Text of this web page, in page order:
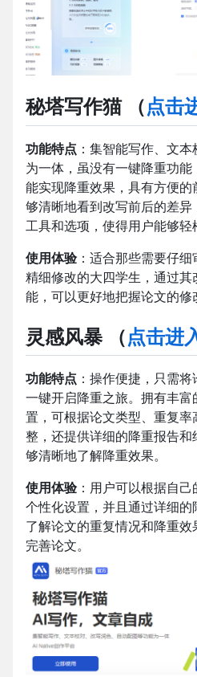
秘塔写作猫（点击
功能特点 ：集智能写作、文
为一体，虽没有一键降重功能
能实现降重效果，具有方便
够清晰地看到改写前后的差
工具和选项，使得用户能够轻
使用体验：适合那些需要仔
精细修改的大四学生，通过
能，可以更好地把握论文的修
灵感风暴（点击进
功能特点 ：操作便捷，只需
一键开启降重之旅。拥有丰
置，可根据论文类型、重复率
整，还提供详细的降重报告
够清晰地了解降重效果。
使用体验：用户可以根据自
个性化设置，并且通过详细
了解论文的重复情况和降重
完善论文。